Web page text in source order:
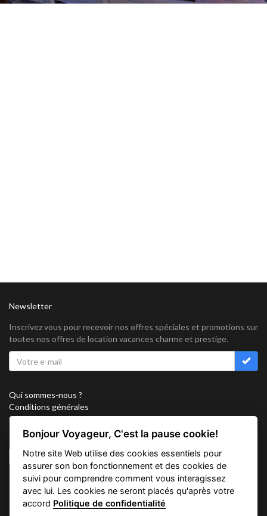
Newsletter
Inscrivez vous pour recevoir nos offres spéciales et promotions sur
toutes nos offres de location vacances charme et prestige.
Qui sommes-nous ?
Conditions générales
Confidentialité
Partenariat
Sitemap
Cookies
Suivez nous sur
Bonjour Voyageur, C'est la pause cookie!
Notre site Web utilise des cookies essentiels pour
assurer son bon fonctionnement et des cookies de
suivi pour comprendre comment vous interagissez
avec lui. Les cookies ne seront placés qu'après votre
accord Politique de confidentialité